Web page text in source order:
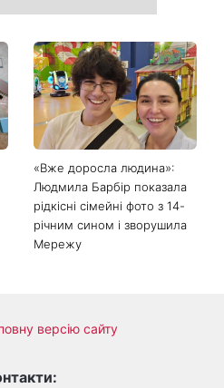
«Вже доросла людина»:
Людмила Барбір показала
рідкісні сімейні фото з 14-
річним сином і зворушила
Мережу
версію сайту